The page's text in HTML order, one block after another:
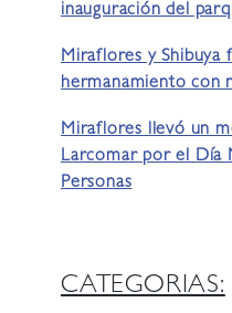
inauguración del
Miraflores y Shibuya
hermanamiento con
Miraflores llevó un
Larcomar por el Día
Personas
CATEGORIAS: